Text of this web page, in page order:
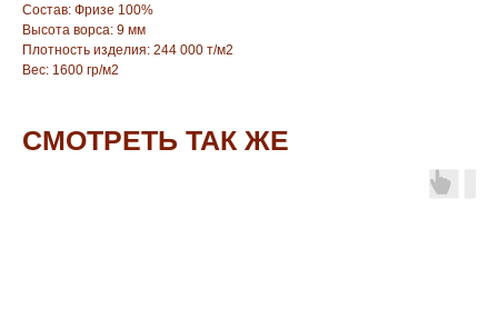
Состав: Фризе 100%
Высота ворса: 9 мм
Плотность изделия: 244 000 т/м2
Вес: 1600 гр/м2
СМОТРЕТЬ ТАК ЖЕ